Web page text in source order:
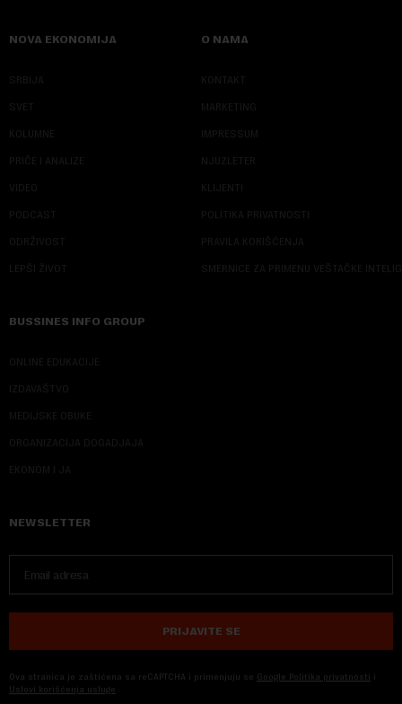
NOVA EKONOMIJA
SRBIJA
SVET
KOLUMNE
PRIČE I ANALIZE
VIDEO
PODCAST
ODRŽIVOST
LEPŠI ŽIVOT
O NAMA
KONTAKT
MARKETING
IMPRESSUM
NJUZLETER
KLIJENTI
POLITIKA PRIVATNOSTI
PRAVILA KORIŠĆENJA
SMERNICE ZA PRIMENU VEŠTAČKE
BUSSINES INFO GROUP
ONLINE EDUKACIJE
IZDAVAŠTVO
MEDIJSKE OBUKE
ORGANIZACIJA DOGADJAJA
EKONOM I JA
NEWSLETTER
PRIJAVITE SE
Ova stranica je zaštićena sa reCAPTCHA i primenjuju se Google Politika privatnosti i
Uslovi korišćenja usluge